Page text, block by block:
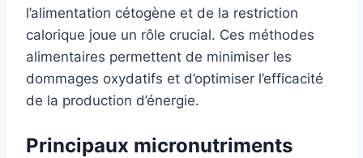
l’alimentation cétogène et de la restriction
calorique joue un rôle crucial. Ces méthodes
alimentaires permettent de minimiser les
dommages oxydatifs et d’optimiser l’efficacité
de la production d’énergie.
Principaux micronutriments